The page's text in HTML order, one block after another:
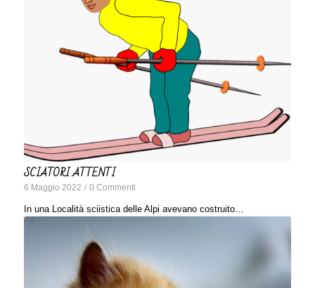
SCIATORI ATTENTI
6 Maggio 2022 / 0 Commenti
In una Località sciistica delle Alpi avevano costruito…